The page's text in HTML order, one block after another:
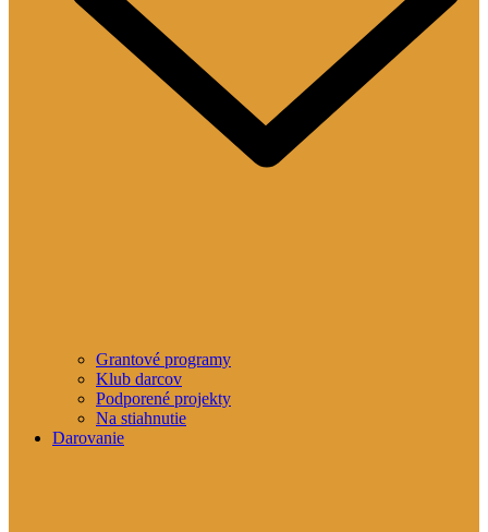
Grantové programy
Klub darcov
Podporené projekty
Na stiahnutie
Darovanie